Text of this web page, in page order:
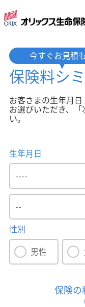
今すぐお見積
保険料シ
お客さまの生年月
お選びいただき、
い。
生年月日
性別
男性
保険の